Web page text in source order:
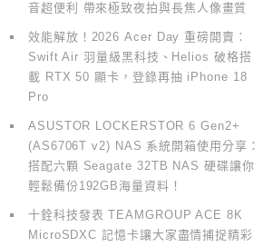
音超便利 帶來極致夜拍與長焦人像畫質
效能解放！2026 Acer Day 重磅開賣：
Swift Air 羽量級黑科技、Helios 破格搭
載 RTX 50 顯卡，登錄再抽 iPhone 18
Pro
ASUSTOR LOCKERSTOR 6 Gen2+
(AS6706T v2) NAS 系統開箱使用分享：
搭配六顆 Seagate 32TB NAS 硬碟讓你
輕鬆備份192GB海量資料！
十銓科技發表 TEAMGROUP ACE 8K
MicroSDXC 記憶卡讓大家盡情捕捉精彩